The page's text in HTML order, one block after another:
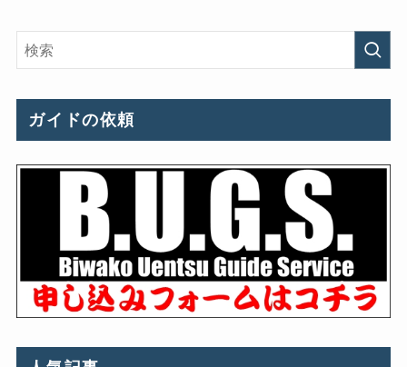
ガイドの依頼